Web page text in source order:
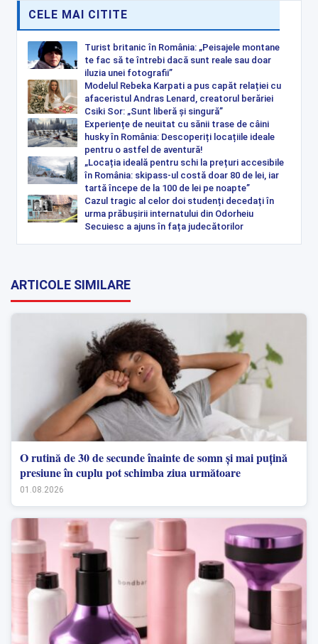
CELE MAI CITITE
Turist britanic în România: „Peisajele montane
te fac să te întrebi dacă sunt reale sau doar
iluzia unei fotografii”
Modelul Rebeka Karpati a pus capăt relației cu
afaceristul Andras Lenard, creatorul berăriei
Csiki Sor: „Sunt liberă și singură”
Experiențe de neuitat cu sănii trase de câini
husky în România: Descoperiți locațiile ideale
pentru o astfel de aventură!
„Locația ideală pentru schi la prețuri accesibile
în România: skipass-ul costă doar 80 de lei, iar
tartă începe de la 100 de lei pe noapte”
Cazul tragic al celor doi studenți decedați în
urma prăbușirii internatului din Odorheiu
Secuiesc a ajuns în fața judecătorilor
ARTICOLE SIMILARE
O rutină de 30 de secunde înainte de somn și mai puțină
presiune în cuplu pot schimba ziua următoare
01.08.2026